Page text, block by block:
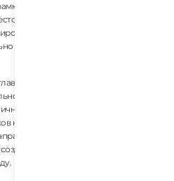
традиционного
того чтобы быть только местом для
экосистему оздоровления и
соответствует современной фитнес-
сильных сторон зала. Занятия
движения обучаются тщательно, а
подходят для разных уровней
не просто бросают в интенсивные
участников через технику,
более безопасную и